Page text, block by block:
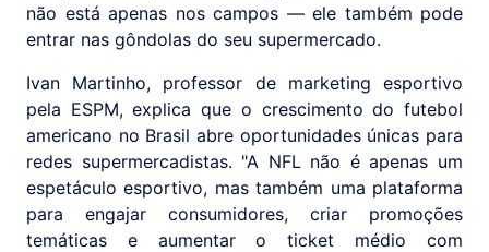
não está apenas nos campos — ele também pode
entrar nas gôndolas do seu supermercado.
Ivan Martinho, professor de marketing esportivo
pela ESPM, explica que o crescimento do futebol
americano no Brasil abre oportunidades únicas para
redes supermercadistas. "A NFL não é apenas um
espetáculo esportivo, mas também uma plataforma
para engajar consumidores, criar promoções
temáticas e aumentar o ticket médio com